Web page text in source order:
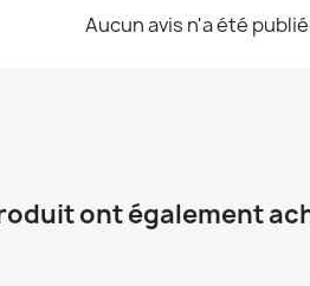
Aucun avis n'a été
ont également